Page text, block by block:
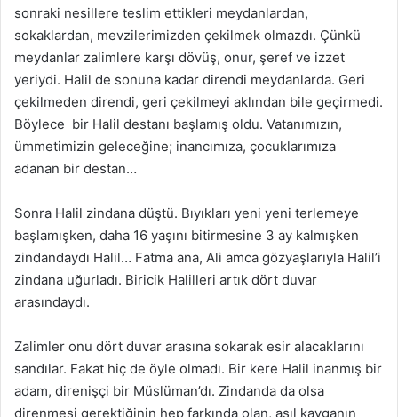
sonraki nesillere teslim ettikleri meydanlardan,
sokaklardan, mevzilerimizden çekilmek olmazdı. Çünkü
meydanlar zalimlere karşı dövüş, onur, şeref ve izzet
yeriydi. Halil de sonuna kadar direndi meydanlarda. Geri
çekilmeden direndi, geri çekilmeyi aklından bile geçirmedi.
Böylece bir Halil destanı başlamış oldu. Vatanımızın,
ümmetimizin geleceğine; inancımıza, çocuklarımıza
adanan bir destan…
Sonra Halil zindana düştü. Bıyıkları yeni yeni terlemeye
başlamışken, daha 16 yaşını bitirmesine 3 ay kalmışken
zindandaydı Halil… Fatma ana, Ali amca gözyaşlarıyla Halil’i
zindana uğurladı. Biricik Halilleri artık dört duvar
arasındaydı.
Zalimler onu dört duvar arasına sokarak esir alacaklarını
sandılar. Fakat hiç de öyle olmadı. Bir kere Halil inanmış bir
adam, direnişçi bir Müslüman’dı. Zindanda da olsa
direnmesi gerektiğinin hep farkında olan, asıl kavganın